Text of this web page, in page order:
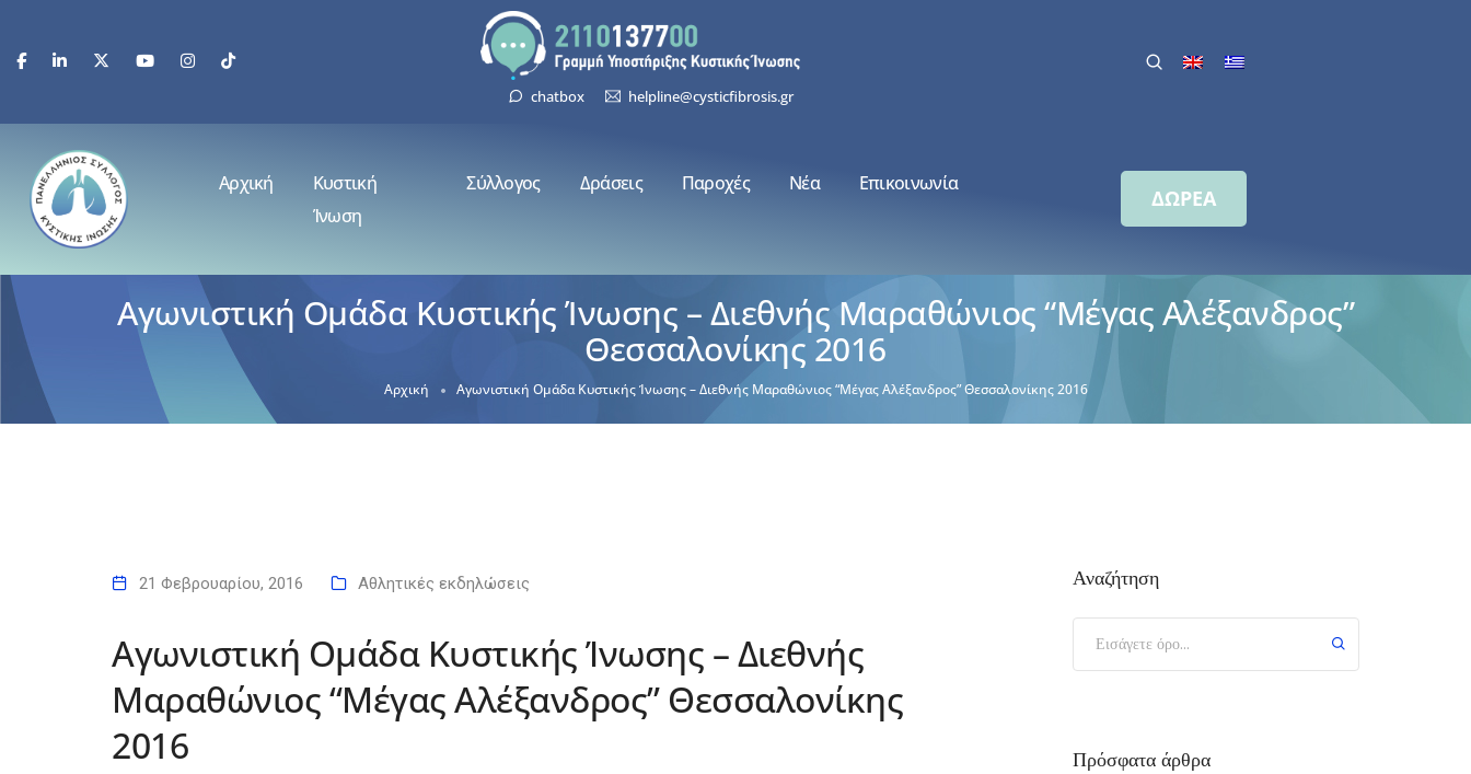
chatbox helpline@cysticfibrosis.gr
Αρχική
Κυστική
Ίνωση
Σύλλογος Δράσεις Παροχές Νέα Επικοινωνία
ΔΩΡΕΑ
Αγωνιστική Ομάδα Κυστικής Ίνωσης – Διεθνής Μαραθώνιος “Μέγας Αλέξανδρος”
Θεσσαλονίκης 2016
Αρχική Αγωνιστική Ομάδα Κυστικής Ίνωσης – Διεθνής Μαραθώνιος “Μέγας Αλέξανδρος” Θεσσαλονίκης 2016
21 Φεβρουαρίου, 2016 Αθλητικές εκδηλώσεις
Αγωνιστική Ομάδα Κυστικής Ίνωσης – Διεθνής
Μαραθώνιος “Μέγας Αλέξανδρος” Θεσσαλονίκης
2016
Αναζήτηση
Πρόσφατα άρθρα